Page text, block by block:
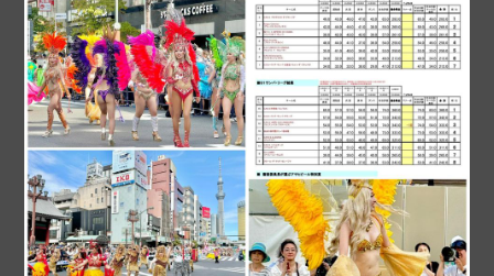
商品カテゴリ
商品ジャンル
ポチ袋
和小物